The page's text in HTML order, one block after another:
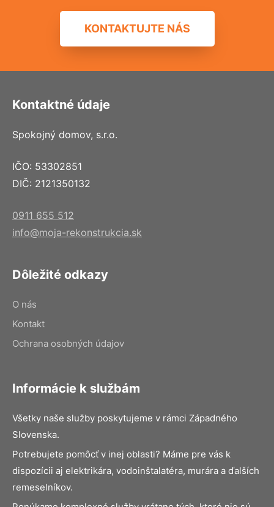
KONTAKTUJTE NÁS
Kontaktné údaje
Spokojný domov, s.r.o.
IČO: 53302851
DIČ: 2121350132
0911 655 512
info@moja-rekonstrukcia.sk
Dôležité odkazy
O nás
Kontakt
Ochrana osobných údajov
Informácie k službám
Všetky naše služby poskytujeme v rámci Západného
Slovenska.
Potrebujete pomôcť v inej oblasti? Máme pre vás k
dispozícii aj elektrikára, vodoinštalatéra, murára a ďalších
remeselníkov.